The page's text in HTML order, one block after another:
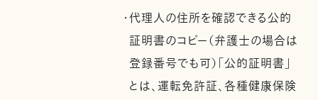
・代理人の住所を確認できる公的
証明書のコピー（弁護士の場合は
登録番号でも可）「公的証明書」
とは、運転免許証、各種健康保険